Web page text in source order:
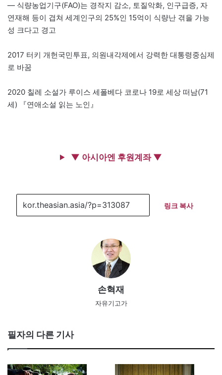
— 식량농업기구(FAO)는 경작지 감소, 토질악화, 인구급증, 자
연재해 등이 겹쳐 세계인구의 25%인 15억이 식량난 겪을 가능
성 크다고 경고
2017 터키 개헌국민투표, 의원내각제에서 강력한 대통령중심제
로 바꿈
2020 칠레 소설가 루이스 세폴베다 코로나 19로 세상 떠남(71
세) 『연애소설 읽는 노인』
▼ 아시아엔 후원계좌 ▼
링크 복사
손혁재
자유기고가
필자의 다른 기사